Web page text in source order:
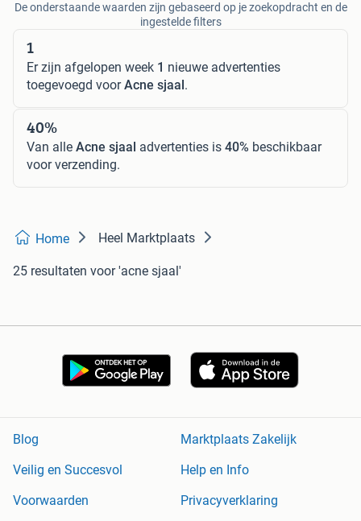
De onderstaande waarden zijn gebaseerd op je zoekopdracht en de
ingestelde filters
1
Er zijn afgelopen week 1 nieuwe advertenties
toegevoegd voorAcne sjaal .
40%
Van alle Acne sjaal advertenties is 40% beschikbaar
voor verzending.
Home Heel Marktplaats
25 resultaten voor 'acne sjaal'
Blog
Marktplaats Zakelijk
Veilig en Succesvol
Help en Info
Voorwaarden
Privacyverklaring